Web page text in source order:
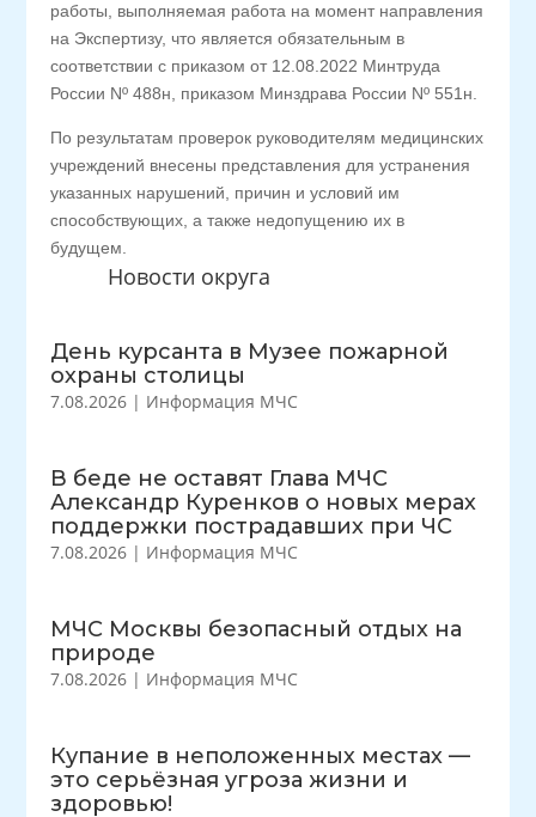
Новости округа
День курсанта в Музее пожарной
охраны столицы
7.08.2026 | Информация МЧС
В беде не оставят Глава МЧС
Александр Куренков о новых мерах
поддержки пострадавших при ЧС
7.08.2026 | Информация МЧС
МЧС Москвы безопасный отдых на
природе
7.08.2026 | Информация МЧС
Купание в неположенных местах —
это серьёзная угроза жизни и
здоровью!
работы, выполняемая работа на момент направления
на Экспертизу, что является обязательным в
соответствии с приказом от 12.08.2022 Минтруда
России Nº 488н, приказом Минздрава России Nº 551н.
По результатам проверок руководителям медицинских
учреждений внесены представления для устранения
указанных нарушений, причин и условий им
способствующих, а также недопущению их в
будущем.